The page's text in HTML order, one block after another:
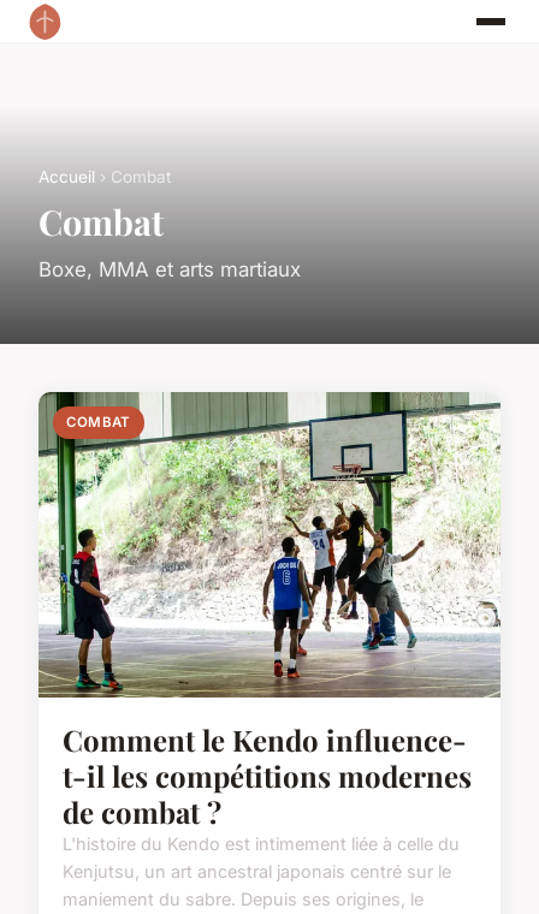
Accueil › Combat
Combat
Boxe, MMA et arts martiaux
COMBAT
Comment le Kendo influence-
t-il les compétitions modernes
de combat ?
L'histoire du Kendo est intimement liée à celle du
Kenjutsu, un art ancestral japonais centré sur le
maniement du sabre. Depuis ses origines, le